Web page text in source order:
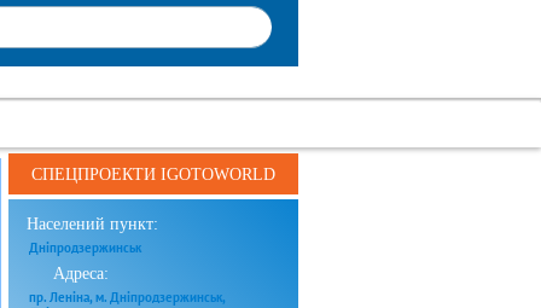
СПЕЦПРОЕКТИ IGOTOWORLD
Населений пункт:
Дніпродзержинськ
Адреса:
пр. Леніна, м. Дніпродзержинськ,